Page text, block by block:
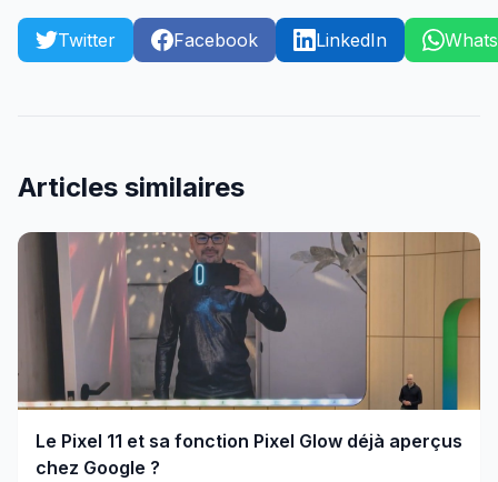
Twitter Facebook LinkedIn
Articles similaires
Le Pixel 11 et sa fonction Pixel Glow déjà aperçus
chez Google ?